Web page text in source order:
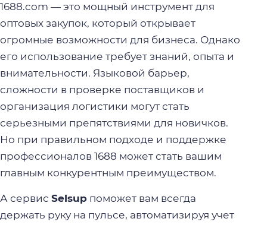
1688.com — это мощный инструмент для
оптовых закупок, который открывает
огромные возможности для бизнеса. Однако
его использование требует знаний, опыта и
внимательности. Языковой барьер,
сложности в проверке поставщиков и
организация логистики могут стать
серьезными препятствиями для новичков.
Но при правильном подходе и поддержке
профессионалов 1688 может стать вашим
главным конкурентным преимуществом.
А сервис Selsup поможет вам всегда
держать руку на пульсе, автоматизируя учет